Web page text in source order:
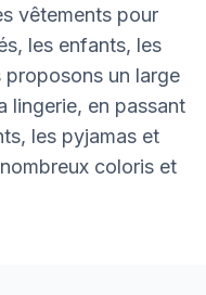
vêtements pour
les enfants, les
proposons un large
lingerie, en passant
les pyjamas et
coloris et